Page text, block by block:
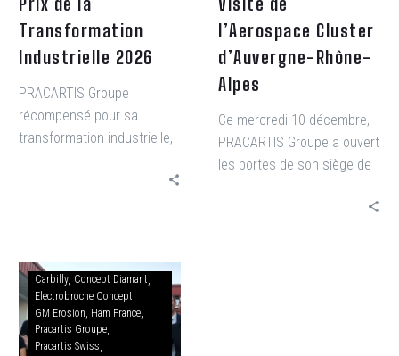
Transformation
Industrielle 2026
PRACARTIS Groupe
récompensé pour sa
transformation industrielle,
l’Aerospace Cluster
d’Auvergne-Rhône-
Alpes
Ce mercredi 10 décembre,
PRACARTIS Groupe a ouvert
les portes de son siège de
Carbilly Concept Diamant
Electrobroche Concept
GM Erosion Ham France
Pracartis Groupe
Pracartis Swiss